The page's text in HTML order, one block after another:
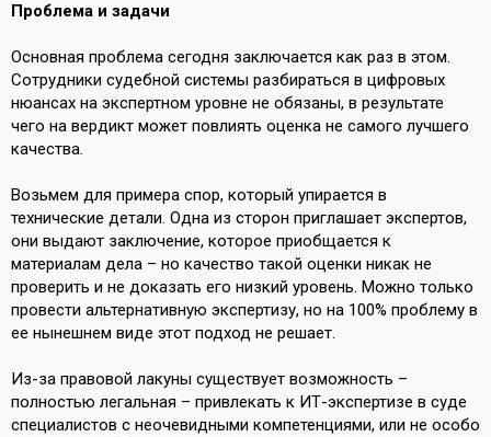
Проблема и задачи
Основная проблема сегодня заключается как раз в этом.
Сотрудники судебной системы разбираться в цифровых
нюансах на экспертном уровне не обязаны, в результате
чего на вердикт может повлиять оценка не самого лучшего
качества.
Возьмем для примера спор, который упирается в
технические детали. Одна из сторон приглашает экспертов,
они выдают заключение, которое приобщается к
материалам дела – но качество такой оценки никак не
проверить и не доказать его низкий уровень. Можно только
провести альтернативную экспертизу, но на 100% проблему в
ее нынешнем виде этот подход не решает.
Из-за правовой лакуны существует возможность –
полностью легальная – привлекать к ИТ-экспертизе в суде
специалистов с неочевидными компетенциями, или не особо